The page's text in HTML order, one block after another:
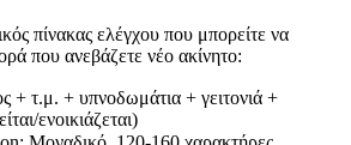
πίνακας ελέγχου που μπορείτε να
που ανεβάζετε νέο ακίνητο:
+ τ.μ. + υπνοδωμάτια + γειτονιά +
ενοικιάζεται)